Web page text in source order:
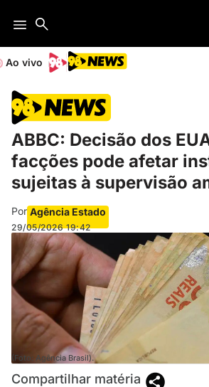
Ao vivo
ABBC: Decisão dos
facções pode afetar
sujeitas à supervisão
Por Agência Estado
29/05/2026 19:42
(Foto: Agência Brasil).
Compartilhar matéria